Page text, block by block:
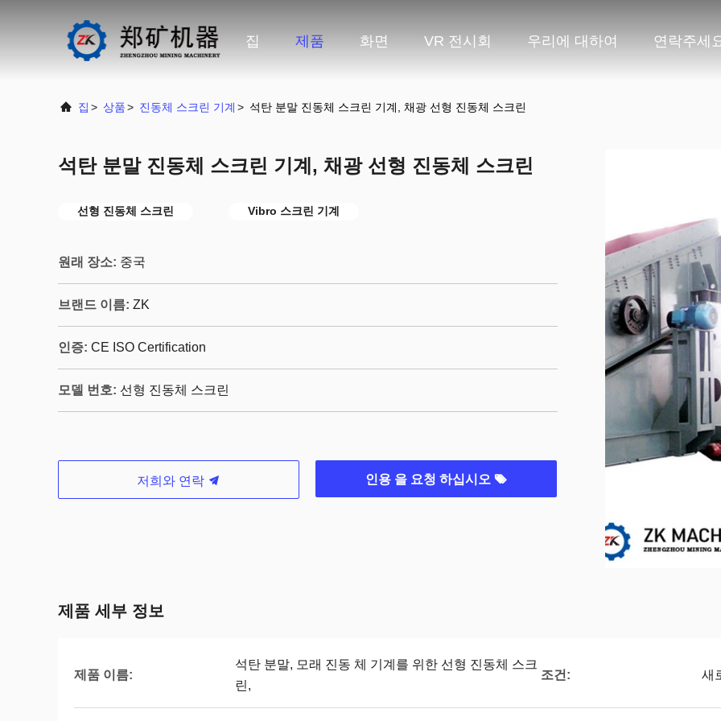
집 제품 화면 VR 전시회 우리에 대하여 연락주세
집 > 상품> 진동체 스크린 기계 > 석탄 분말 진동체 스크린 기계, 채광 선형 진동체 스크린
석탄 분말 진동체 스크린 기계, 채광 선형 진동체 스크린
선형 진동체 스크린 Vibro 스크린 기계
원래 장소: 중국
브랜드 이름: ZK
인증: CE ISO Certification
모델 번호: 선형 진동체 스크린
저희와 연락 인용 을 요청 하십시오
제품 세부 정보
제품 이름:
석탄 분말, 모래 진동 체 기계를 위한 선형 진동체 스크
린,
조건: 새